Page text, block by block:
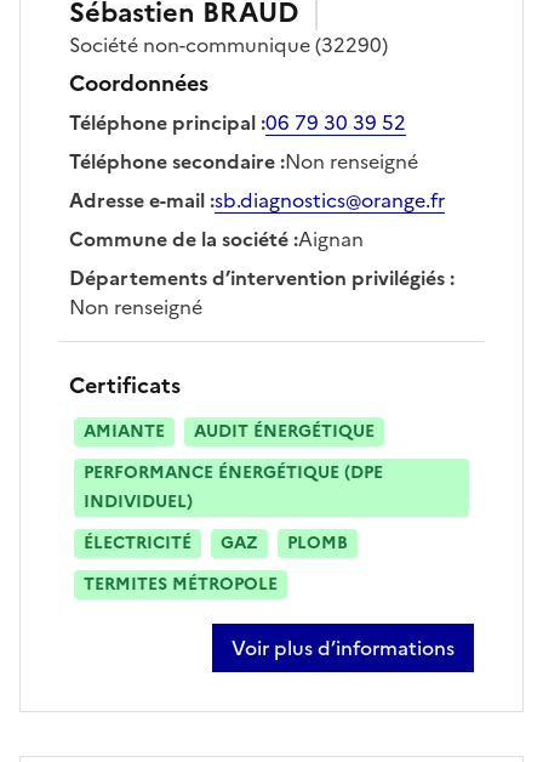
Sébastien BRAUD
Société non-communique(32290)
Coordonnées
Téléphone principal:06 79 30 39 52
Téléphone secondaire:Non renseigné
Adresse e-mail:sb.diagnostics@orange.fr
Commune de la société:Aignan
Départements d’intervention privilégiés:
Non renseigné
Certificats
AMIANTE
AUDIT ÉNERGÉTIQUE
PERFORMANCE ÉNERGÉTIQUE (DPE
INDIVIDUEL)
ÉLECTRICITÉ
GAZ
PLOMB
TERMITES MÉTROPOLE
Voir plus d’informations
sur sébastien braud